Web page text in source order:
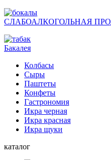
СЛАБОАЛКОГОЛЬНАЯ
Бакалея
Колбасы
Сыры
Паштеты
Конфеты
Гастрономия
Икра черная
Икра красная
Икра щуки
каталог